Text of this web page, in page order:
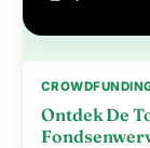
Ontdek De